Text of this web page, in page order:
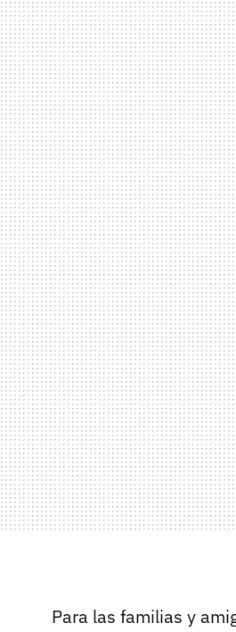
Para las familias y